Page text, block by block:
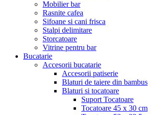
Mobilier bar
Rasnite cafea
Sifoane si cani frisca
Stalpi delimitare
Storcatoare
Vitrine pentru bar
Bucatarie
Accesorii bucatarie
Accesorii patiserie
Blaturi de taiere din bambus
Blaturi si tocatoare
Suport Tocatoare
Tocatoare 45 x 30 cm